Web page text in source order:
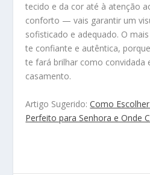
tecido e da cor até à atenção
conforto — vais garantir um
sofisticado e adequado. O
te confiante e autêntica,
te fará brilhar como convidada
casamento.
Artigo Sugerido:Como
Perfeito para Senhora e Onde